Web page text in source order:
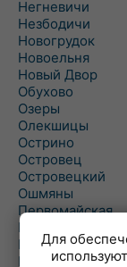
Негневичи
Незбодичи
Новогрудок
Новоельня
Новый Двор
Обухово
Озеры
Олекшицы
Острино
Островец
Островецкий
Ошмяны
Первомайская
Первомайский
Пески
Петревичи
Для